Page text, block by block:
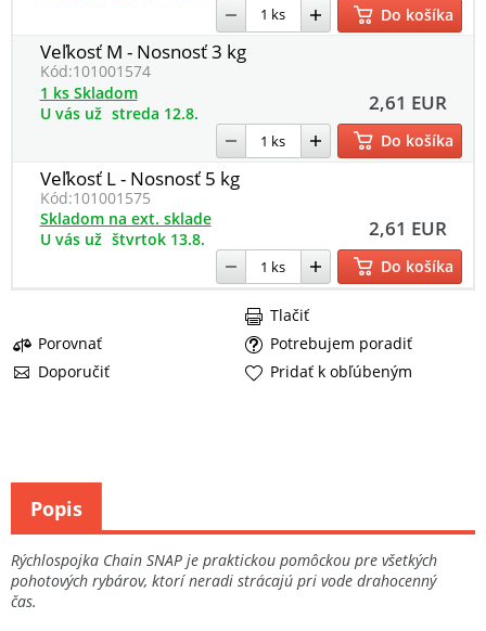
Do košíka
Veľkosť M - Nosnosť 3 kg
Kód:101001574
2,61 EUR
1 ks Skladom
U vás už streda 12.8.
Do košíka
Veľkosť L - Nosnosť 5 kg
Kód:101001575
2,61 EUR
Skladom na ext. sklade
U vás už štvrtok 13.8.
Do košíka
Porovnať
Potrebujem poradiť
Doporučiť
Tlačiť
Pridať k obľúbeným
Rýchlospojka Chain SNAP je praktickou pomôckou pre všetkých
pohotových rybárov, ktorí neradi strácajú pri vode drahocenný
čas.
Popis